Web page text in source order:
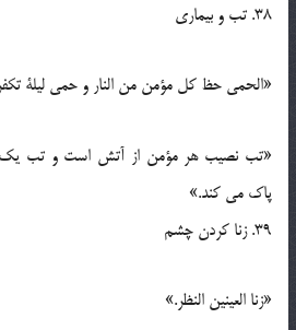
38. تب و بیماری
«الحمی حظ کل مؤمن من النار و حمی لیلة
«تب نصیب هر مؤمن از آتش است و تب
پاک می کند.»
39. زنا کردن چشم
«زنا العینین النظر.»